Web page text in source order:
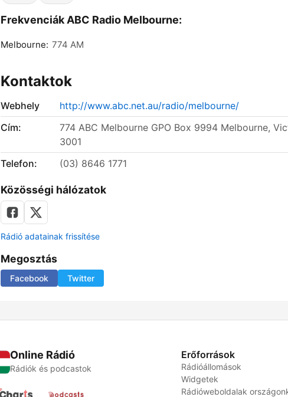
Frekvenciák ABC Radio Melbourne:
Melbourne: 774 AM
Kontaktok
Webhely
http://www.abc.net.au/radio/melbourne/
Cím:
774 ABC Melbourne GPO Box 9994 Melbourne,
3001
Telefon:
(03) 8646 1771
Közösségi hálózatok
Rádió adatainak frissítése
Megosztás
Facebook Twitter
Online Rádió
Rádiók és podcastok
Erőforrások
Rádióállomások
Widgetek
Rádióweboldalak